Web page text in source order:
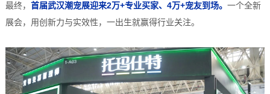
最终， 首届武汉潮宠展迎来2万+专业买家、4万+宠友到场。 一个全新
展会，用创新力与实效性，一出生就赢得行业关注。